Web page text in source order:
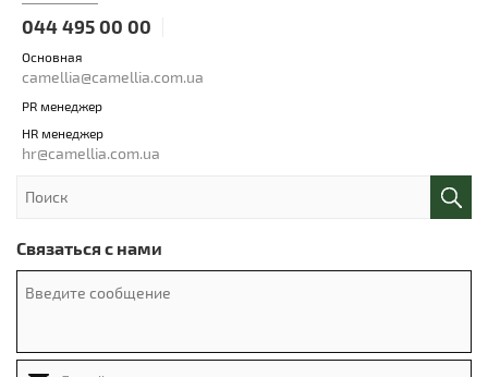
044 495 00 00
Основная
camellia@camellia.com.ua
PR менеджер
HR менеджер
hr@camellia.com.ua
Связаться с нами